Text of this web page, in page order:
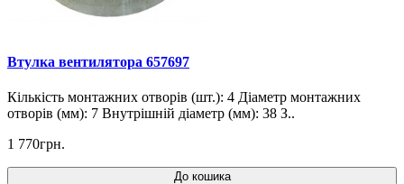
Втулка вентилятора 657697
Кількість монтажних отворів (шт.): 4 Діаметр монтажних
отворів (мм): 7 Внутрішній діаметр (мм): 38 З..
1 770грн.
До кошика